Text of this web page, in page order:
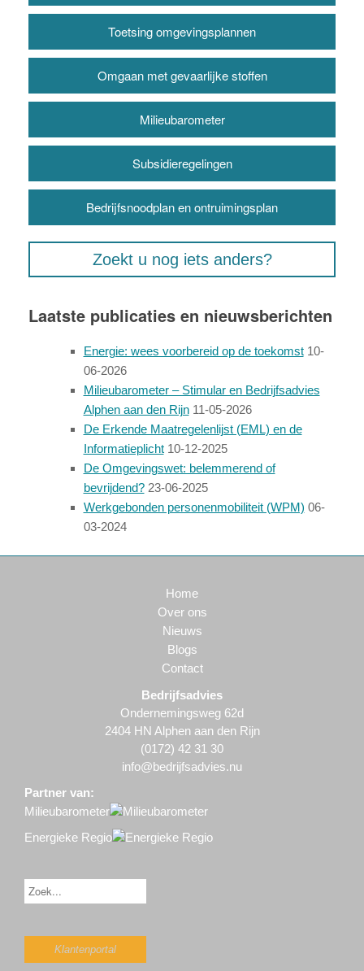
Toetsing omgevingsplannen
Omgaan met gevaarlijke stoffen
Milieubarometer
Subsidieregelingen
Bedrijfsnoodplan en ontruimingsplan
Zoekt u nog iets anders?
Laatste publicaties en nieuwsberichten
Energie: wees voorbereid op de toekomst 10-
06-2026
Milieubarometer – Stimular en Bedrijfsadvies
Alphen aan den Rijn 11-05-2026
De Erkende Maatregelenlijst (EML) en de
Informatieplicht 10-12-2025
De Omgevingswet: belemmerend of
bevrijdend? 23-06-2025
Werkgebonden personenmobiliteit (WPM) 06-
03-2024
Bedrijfsadvies
Ondernemingsweg 62d
2404 HN Alphen aan den Rijn
(0172) 42 31 30
info@bedrijfsadvies.nu
Home
Over ons
Nieuws
Blogs
Contact
Partner van:
Milieubarometer
Energieke Regio
Klantenportal